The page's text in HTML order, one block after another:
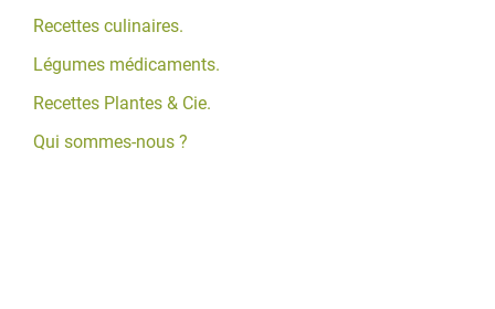
Recettes culinaires.
Légumes médicaments.
Recettes Plantes & Cie.
Qui sommes-nous ?